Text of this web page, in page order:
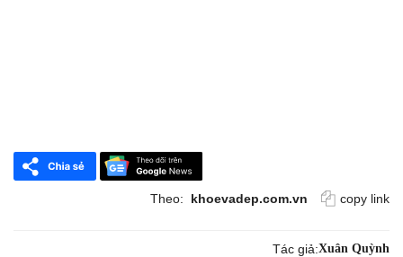
Theo: khoevadep.com.vn copy link
Tác giả:Xuân Quỳnh